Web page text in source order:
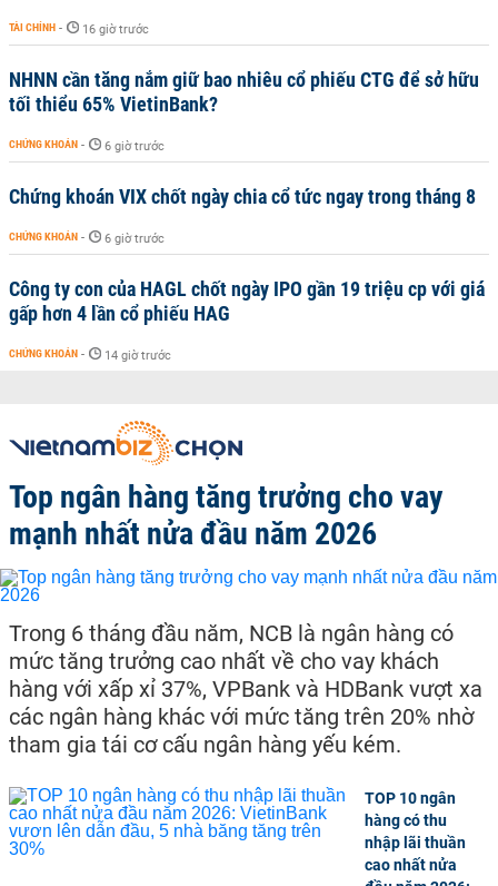
TÀI CHÍNH - 16 giờ trước
NHNN cần tăng nắm giữ bao nhiêu cổ phiếu CTG để sở hữu
tối thiểu 65% VietinBank?
CHỨNG KHOÁN - 6 giờ trước
Chứng khoán VIX chốt ngày chia cổ tức ngay trong tháng 8
CHỨNG KHOÁN - 6 giờ trước
Công ty con của HAGL chốt ngày IPO gần 19 triệu cp với giá
gấp hơn 4 lần cổ phiếu HAG
CHỨNG KHOÁN - 14 giờ trước
Top ngân hàng tăng trưởng cho vay
mạnh nhất nửa đầu năm 2026
Trong 6 tháng đầu năm, NCB là ngân hàng có
mức tăng trưởng cao nhất về cho vay khách
hàng với xấp xỉ 37%, VPBank và HDBank vượt xa
các ngân hàng khác với mức tăng trên 20% nhờ
tham gia tái cơ cấu ngân hàng yếu kém.
TOP 10 ngân
hàng có thu
nhập lãi thuần
cao nhất nửa